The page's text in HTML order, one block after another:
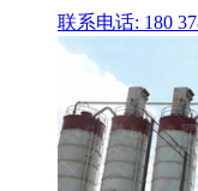
联系电话: 180